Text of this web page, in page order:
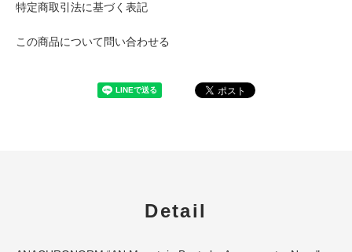
特定商取引法に基づく表記
この商品について問い合わせる
Detail